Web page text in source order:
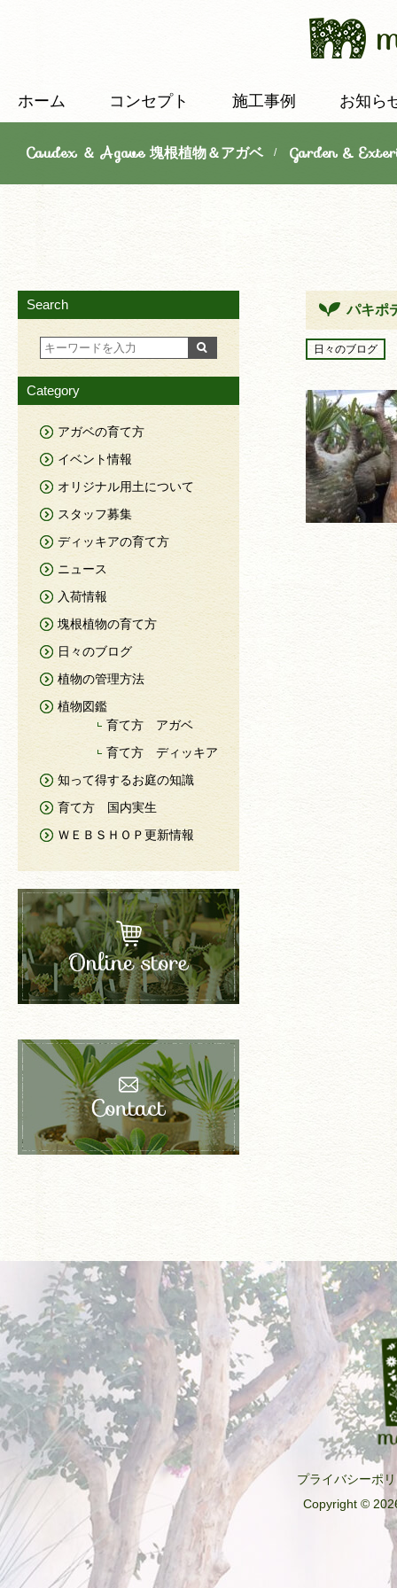
ホーム コンセプト 施工事例 お知ら
Caudex ＆ Agave 塊根植物＆アガベ/Garden &
パキポ
日々のブログ
Search
Category
アガベの育て方
イベント情報
オリジナル用土について
スタッフ募集
ディッキアの育て方
ニュース
入荷情報
塊根植物の育て方
日々のブログ
植物の管理方法
植物図鑑
育て方 アガベ
育て方 ディッキア
知って得するお庭の知識
育て方 国内実生
ＷＥＢＳＨＯＰ更新情報
プライバシーポ
Copyright ©